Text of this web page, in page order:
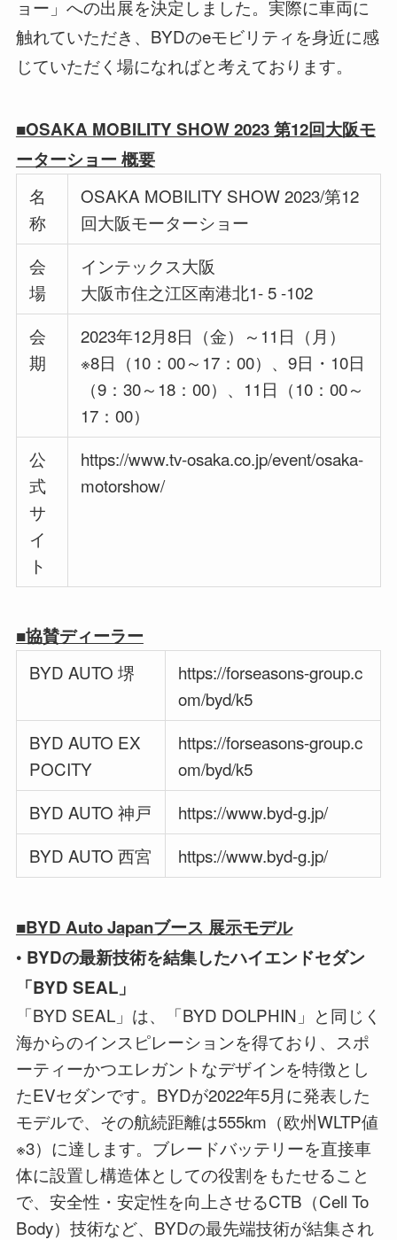
ョー」への出展を決定しました。実際に車両に
触れていただき、BYDのeモビリティを身近に感
じていただく場になればと考えております。
■OSAKA MOBILITY SHOW 2023 第12回大阪モ
ーターショー 概要
名
称
OSAKA MOBILITY SHOW 2023/第12
回大阪モーターショー
会
場
インテックス大阪
大阪市住之江区南港北1- 5 -102
会
期
2023年12月8日（金）～11日（月）
※8日（10：00～17：00）、9日・10日
（9：30～18：00）、11日（10：00～
17：00）
公
式
サ
イ
ト
https://www.tv-osaka.co.jp/event/osaka-
motorshow/
■協賛ディーラー
BYD AUTO 堺
https://forseasons-group.c
om/byd/k5
BYD AUTO EX
POCITY
https://forseasons-group.c
om/byd/k5
BYD AUTO 神戸
https://www.byd-g.jp/
BYD AUTO 西宮
https://www.byd-g.jp/
■BYD Auto Japanブース 展示モデル
• BYDの最新技術を結集したハイエンドセダン
「BYD SEAL」
「BYD SEAL」は、「BYD DOLPHIN」と同じく
海からのインスピレーションを得ており、スポ
ーティーかつエレガントなデザインを特徴とし
たEVセダンです。BYDが2022年5月に発表した
モデルで、その航続距離は555km（欧州WLTP値
※3）に達します。ブレードバッテリーを直接車
体に設置し構造体としての役割をもたせること
で、安全性・安定性を向上させるCTB（Cell To
Body）技術など、BYDの最先端技術が結集され